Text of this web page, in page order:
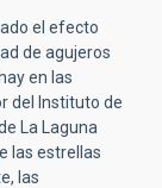
el efecto
de agujeros
en las
del Instituto de
La Laguna
las estrellas
las